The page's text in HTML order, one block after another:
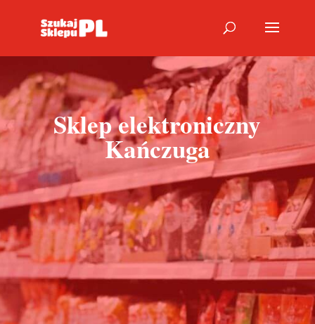
Sklep elektroniczny
Kańczuga